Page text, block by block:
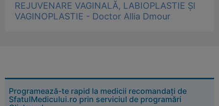
REJUVENARE VAGINALĂ, LABIOPLASTIE ȘI
VAGINOPLASTIE - Doctor Allia Dmour
Programează-te rapid la medicii recomandați de
SfatulMedicului.ro prin serviciul de programări